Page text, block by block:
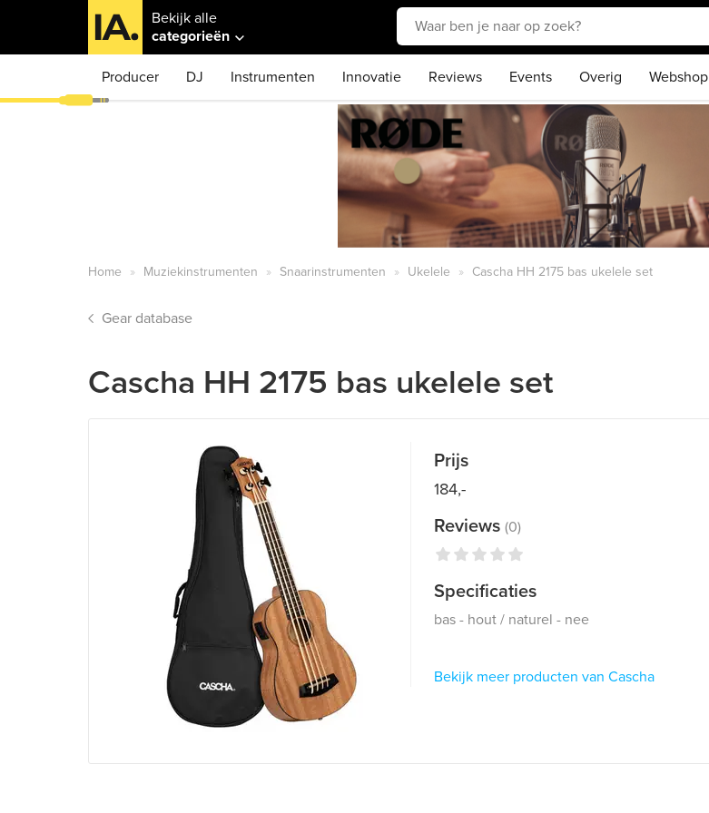
Bekijk alle
categorieën
Producer DJ Instrumenten Innovatie Reviews Events Overig Webshop
Home Muziekinstrumenten Snaarinstrumenten Ukelele Cascha HH 2175 bas ukelele set
Gear database
Cascha HH 2175 bas ukelele set
Prijs
184,-
Reviews(0)
Specificaties
bas - hout / naturel - nee
Bekijk meer producten van Cascha